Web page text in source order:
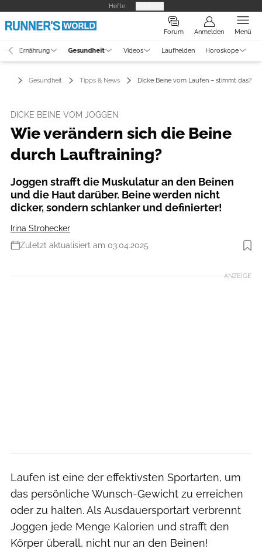
Hefte
Forum Anmelden Menü
Ernährung Gesundheit Videos Laufhelden Horoskope
Gesundheit Tipps & News Dicke Beine vom Laufen – stimmt das?
DICKE BEINE VOM JOGGEN
Wie verändern sich die Beine
durch Lauftraining?
Joggen strafft die Muskulatur an den Beinen
und die Haut darüber. Beine werden nicht
dicker, sondern schlanker und definierter!
Irina Strohecker
Zuletzt aktualisiert am 03.04.2025
Foto: iStockphoto
ANZEIGE
Laufen ist eine der effektivsten Sportarten, um
das persönliche Wunsch-Gewicht zu erreichen
oder zu halten. Als Ausdauersportart verbrennt
Joggen jede Menge Kalorien und strafft den
Körper überall, nicht nur an den Beinen!